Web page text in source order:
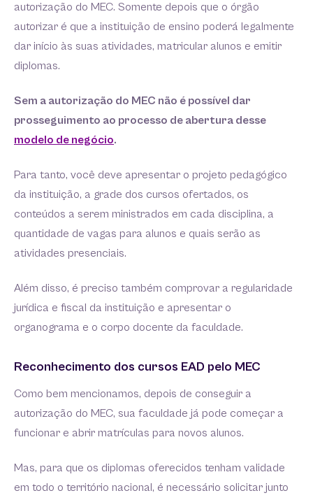
autorização do MEC. Somente depois que o órgão
autorizar é que a instituição de ensino poderá legalmente
dar início às suas atividades, matricular alunos e emitir
diplomas.
Sem a autorização do MEC não é possível dar
prosseguimento ao processo de abertura desse
modelo de negócio.
Para tanto, você deve apresentar o projeto pedagógico
da instituição, a grade dos cursos ofertados, os
conteúdos a serem ministrados em cada disciplina, a
quantidade de vagas para alunos e quais serão as
atividades presenciais.
Além disso, é preciso também comprovar a regularidade
jurídica e fiscal da instituição e apresentar o
organograma e o corpo docente da faculdade.
Reconhecimento dos cursos EAD pelo MEC
Como bem mencionamos, depois de conseguir a
autorização do MEC, sua faculdade já pode começar a
funcionar e abrir matrículas para novos alunos.
Mas, para que os diplomas oferecidos tenham validade
em todo o território nacional, é necessário solicitar junto